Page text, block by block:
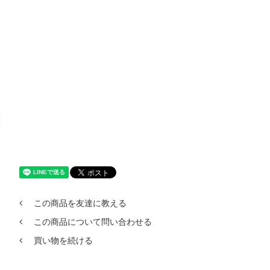
この商品を友達に教える
この商品について問い合わせる
買い物を続ける